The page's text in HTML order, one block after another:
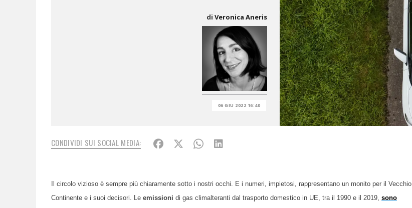
di Veronica Aneris
06 GIU 2022 16:40
CONDIVIDI SUI SOCIAL MEDIA:
Il circolo vizioso è sempre più chiaramente sotto i nostri occhi. E i numeri, impietosi, rappresentano un monito per il Vecchio
Continente e i suoi decisori. Le emissioni di gas climalteranti dal trasporto domestico in UE, tra il 1990 e il 2019, sono